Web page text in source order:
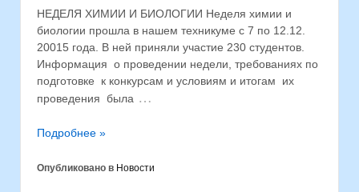
НЕДЕЛЯ ХИМИИ И БИОЛОГИИ Неделя химии и
биологии прошла в нашем техникуме с 7 по 12.12.
20015 года. В ней приняли участие 230 студентов.
Информация о проведении недели, требованиях по
подготовке к конкурсам и условиям и итогам их
проведения была …
Подробнее »
Опубликовано в Новости